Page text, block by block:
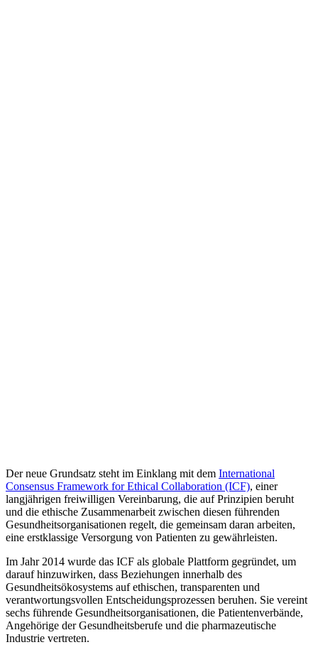
Der neue Grundsatz steht im Einklang mit dem International
Consensus Framework for Ethical Collaboration (ICF), einer
langjährigen freiwilligen Vereinbarung, die auf Prinzipien beruht
und die ethische Zusammenarbeit zwischen diesen führenden
Gesundheitsorganisationen regelt, die gemeinsam daran arbeiten,
eine erstklassige Versorgung von Patienten zu gewährleisten.
Im Jahr 2014 wurde das ICF als globale Plattform gegründet, um
darauf hinzuwirken, dass Beziehungen innerhalb des
Gesundheitsökosystems auf ethischen, transparenten und
verantwortungsvollen Entscheidungsprozessen beruhen. Sie vereint
sechs führende Gesundheitsorganisationen, die Patientenverbände,
Angehörige der Gesundheitsberufe und die pharmazeutische
Industrie vertreten.